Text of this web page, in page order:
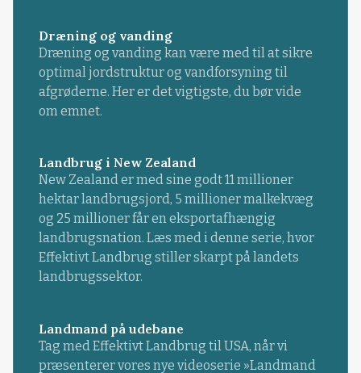
Dræning og vanding
Dræning og vanding kan være med til at sikre
optimal jordstruktur og vandforsyning til
afgrøderne. Her er det vigtigste, du bør vide
om emnet.
Landbrug i New Zealand
New Zealand er med sine godt 11 millioner
hektar landbrugsjord, 5 millioner malkekvæg
og 25 millioner får en eksportafhængig
landbrugsnation. Læs med i denne serie, hvor
Effektivt Landbrug stiller skarpt på landets
landbrugssektor.
Landmand på udebane
Tag med Effektivt Landbrug til USA, når vi
præsenterer vores nye videoserie »Landmand